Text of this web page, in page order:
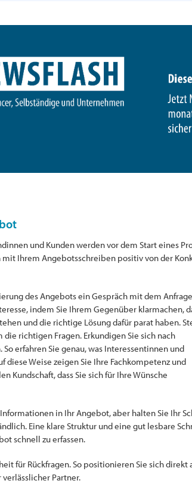
und Kunden werden vor dem Start eines
Ihrem Angebotsschreiben positiv von der
des Angebots ein Gespräch mit dem
indem Sie Ihrem Gegenüber klarmachen,
und die richtige Lösung dafür parat haben.
richtigen Fragen. Erkundigen Sie sich nach
erfahren Sie genau, was Interessentinnen und
diese Weise zeigen Sie Ihre Fachkompetenz und
Kundschaft, dass Sie sich für Ihre Wünsche
in Ihr Angebot, aber halten Sie Ihr
Eine klare Struktur und eine gut lesbare
schnell zu erfassen.
für Rückfragen. So positionieren Sie sich direkt
Partner.